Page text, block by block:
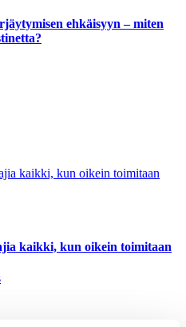
ehkäisyyn – miten
kaikki, kun oikein toimitaan